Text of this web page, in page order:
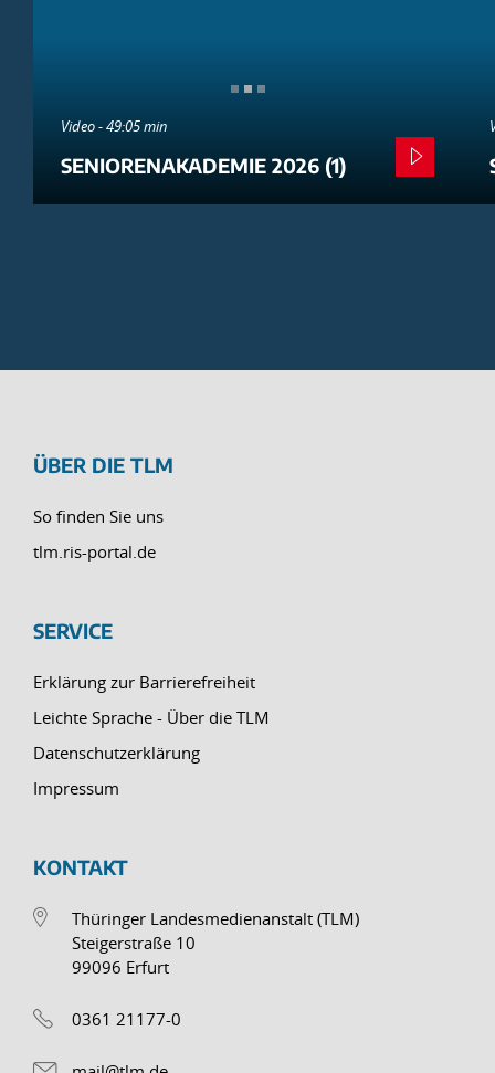
Video - 49:05 min
SENIORENAKADEMIE 2026 (1)
ÜBER DIE TLM
So finden Sie uns
tlm.ris-portal.de
SERVICE
Erklärung zur Barrierefreiheit
Leichte Sprache - Über die TLM
Datenschutzerklärung
Impressum
KONTAKT
Thüringer Landesmedienanstalt (TLM)
Steigerstraße 10
99096 Erfurt
0361 21177-0